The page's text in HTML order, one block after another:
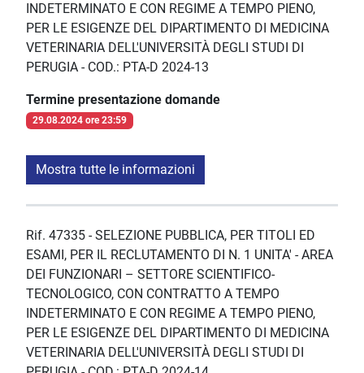
INDETERMINATO E CON REGIME A TEMPO PIENO,
PER LE ESIGENZE DEL DIPARTIMENTO DI MEDICINA
VETERINARIA DELL'UNIVERSITÀ DEGLI STUDI DI
PERUGIA - COD.: PTA-D 2024-13
Termine presentazione domande
29.08.2024 ore 23:59
Mostra tutte le informazioni
Rif. 47335 - SELEZIONE PUBBLICA, PER TITOLI ED
ESAMI, PER IL RECLUTAMENTO DI N. 1 UNITA' - AREA
DEI FUNZIONARI – SETTORE SCIENTIFICO-
TECNOLOGICO, CON CONTRATTO A TEMPO
INDETERMINATO E CON REGIME A TEMPO PIENO,
PER LE ESIGENZE DEL DIPARTIMENTO DI MEDICINA
VETERINARIA DELL'UNIVERSITÀ DEGLI STUDI DI